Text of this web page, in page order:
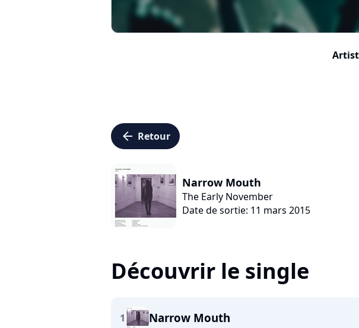
arrow_left Retour
Narrow Mouth
The Early November
Date de sortie: 11 mars 2015
Découvrir le single
1 Narrow Mouth